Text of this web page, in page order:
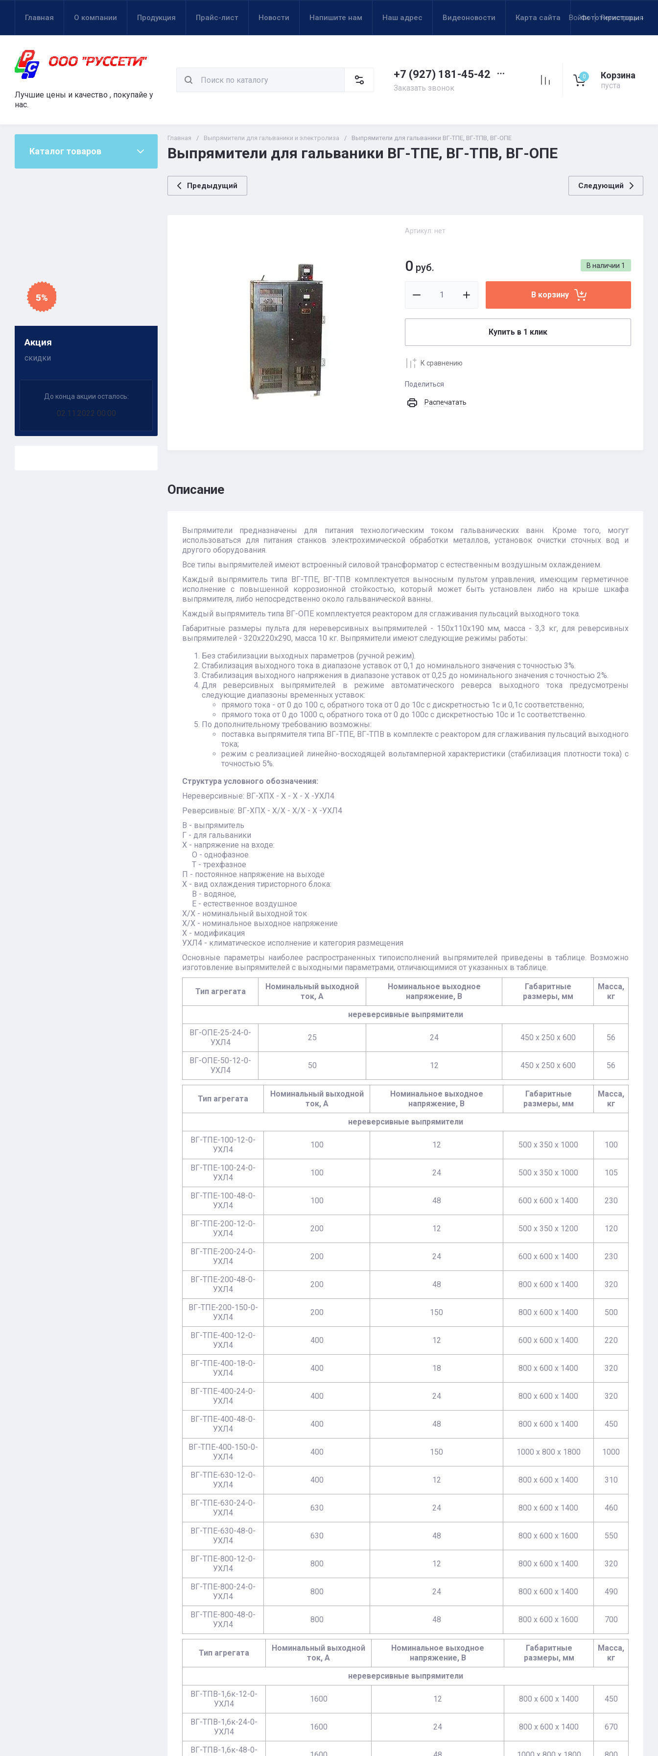
Главная О компании Продукция Прайс-лист Новости Напишите нам Наш адрес Видеоновости Карта сайта Фототиристоры
Войти Регистрация
Лучшие цены и качество , покупайе у
нас.
+7 (927) 181-45-42
Заказать звонок
0 Корзина
пуста
Каталог товаров
5%
Акция
скидки
До конца акции осталось:
02.11.2022 00:00
Главная / Выпрямители для гальваники и электролиза / Выпрямители для гальваники ВГ-ТПЕ, ВГ-ТПВ, ВГ-ОПЕ
Выпрямители для гальваники ВГ-ТПЕ, ВГ-ТПВ, ВГ-ОПЕ
Предыдущий Следующий
Артикул: нет
В наличии 1
0 руб.
В корзину
Купить в 1 клик
К сравнению
Поделиться
Распечатать
Описание
Выпрямители предназначены для питания технологическим током гальванических ванн. Кроме того, могут
использоваться для питания станков электрохимической обработки металлов, установок очистки сточных вод и
другого оборудования.
Все типы выпрямителей имеют встроенный силовой трансформатор с естественным воздушным охлаждением.
Каждый выпрямитель типа ВГ-ТПЕ, ВГ-ТПВ комплектуется выносным пультом управления, имеющим герметичное
исполнение с повышенной коррозионной стойкостью, который может быть установлен либо на крыше шкафа
выпрямителя, либо непосредственно около гальванической ванны.
Каждый выпрямитель типа ВГ-ОПЕ комплектуется реактором для сглаживания пульсаций выходного тока.
Габаритные размеры пульта для нереверсивных выпрямителей - 150х110х190 мм, масса - 3,3 кг, для реверсивных
выпрямителей - 320х220х290, масса 10 кг. Выпрямители имеют следующие режимы работы:
Без стабилизации выходных параметров (ручной режим).
Стабилизация выходного тока в диапазоне уставок от 0,1 до номинального значения с точностью 3%.
Стабилизация выходного напряжения в диапазоне уставок от 0,25 до номинального значения с точностью 2%.
Для реверсивных выпрямителей в режиме автоматического реверса выходного тока предусмотрены
следующие диапазоны временных уставок:
прямого тока - от 0 до 100 с, обратного тока от 0 до 10с с дискретностью 1с и 0,1с соответственно;
прямого тока от 0 до 1000 с, обратного тока от 0 до 100с с дискретностью 10с и 1с соответственно.
По дополнительному требованию возможны:
поставка выпрямителя типа ВГ-ТПЕ, ВГ-ТПВ в комплекте с реактором для сглаживания пульсаций выходного
тока;
режим с реализацией линейно-восходящей вольтамперной характеристики (стабилизация плотности тока) с
точностью 5%.
Структура условного обозначения:
Нереверсивные: ВГ-ХПХ - Х - Х - Х -УХЛ4
Реверсивные: ВГ-ХПХ - Х/Х - Х/Х - Х -УХЛ4
В - выпрямитель
Г - для гальваники
Х - напряжение на входе:
О - однофазное
Т - трехфазное
П - постоянное напряжение на выходе
Х - вид охлаждения тиристорного блока:
В - водяное,
Е - естественное воздушное
Х/Х - номинальный выходной ток
Х/Х - номинальное выходное напряжение
Х - модификация
УХЛ4 - климатическое исполнение и категория размещения
Основные параметры наиболее распространенных типоисполнений выпрямителей приведены в таблице. Возможно
изготовление выпрямителей с выходными параметрами, отличающимися от указанных в таблице.
Тип агрегата
Номинальный выходной
ток, А
Номинальное выходное
напряжение, В
Габаритные
размеры, мм
Масса,
кг
нереверсивные выпрямители
ВГ-ОПЕ-25-24-0-
УХЛ4
25 24 450 х 250 х 600 56
ВГ-ОПЕ-50-12-0-
УХЛ4
50 12 450 х 250 х 600 56
Тип агрегата
Номинальный выходной
ток, А
Номинальное выходное
напряжение, В
Габаритные
размеры, мм
Масса,
кг
нереверсивные выпрямители
ВГ-ТПЕ-100-12-0-
УХЛ4
100 12 500 х 350 х 1000 100
ВГ-ТПЕ-100-24-0-
УХЛ4
100 24 500 х 350 х 1000 105
ВГ-ТПЕ-100-48-0-
УХЛ4
100 48 600 х 600 х 1400 230
ВГ-ТПЕ-200-12-0-
УХЛ4
200 12 500 х 350 х 1200 120
ВГ-ТПЕ-200-24-0-
УХЛ4
200 24 600 х 600 х 1400 230
ВГ-ТПЕ-200-48-0-
УХЛ4
200 48 800 х 600 х 1400 320
ВГ-ТПЕ-200-150-0-
УХЛ4
200 150 800 х 600 х 1400 500
ВГ-ТПЕ-400-12-0-
УХЛ4
400 12 600 х 600 х 1400 220
ВГ-ТПЕ-400-18-0-
УХЛ4
400 18 800 х 600 х 1400 320
ВГ-ТПЕ-400-24-0-
УХЛ4
400 24 800 х 600 х 1400 320
ВГ-ТПЕ-400-48-0-
УХЛ4
400 48 800 х 600 х 1400 450
ВГ-ТПЕ-400-150-0-
УХЛ4
400 150 1000 х 800 х 1800 1000
ВГ-ТПЕ-630-12-0-
УХЛ4
400 12 800 х 600 х 1400 310
ВГ-ТПЕ-630-24-0-
УХЛ4
630 24 800 х 600 х 1400 460
ВГ-ТПЕ-630-48-0-
УХЛ4
630 48 800 х 600 х 1600 550
ВГ-ТПЕ-800-12-0-
УХЛ4
800 12 800 х 600 х 1400 320
ВГ-ТПЕ-800-24-0-
УХЛ4
800 24 800 х 600 х 1400 490
ВГ-ТПЕ-800-48-0-
УХЛ4
800 48 800 х 600 х 1600 700
Тип агрегата
Номинальный выходной
ток, А
Номинальное выходное
напряжение, В
Габаритные
размеры, мм
Масса,
кг
нереверсивные выпрямители
ВГ-ТПВ-1,6к-12-0-
УХЛ4
1600 12 800 х 600 х 1400 450
ВГ-ТПВ-1,6к-24-0-
УХЛ4
1600 24 800 х 600 х 1400 670
ВГ-ТПВ-1,6к-48-0-